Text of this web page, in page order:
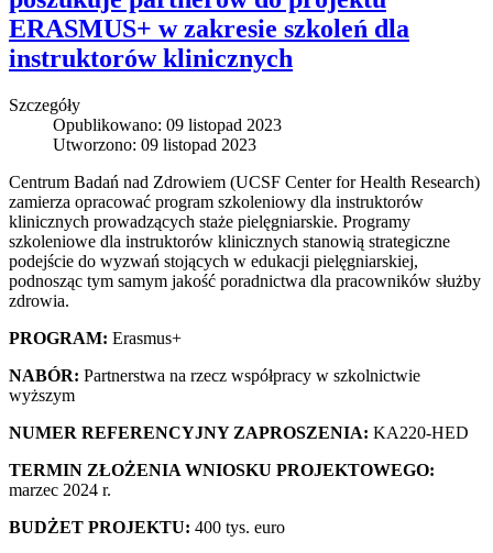
ERASMUS+ w zakresie szkoleń dla
instruktorów klinicznych
Szczegóły
Opublikowano: 09 listopad 2023
Utworzono: 09 listopad 2023
Centrum Badań nad Zdrowiem (UCSF Center for Health Research)
zamierza opracować program szkoleniowy dla instruktorów
klinicznych prowadzących staże pielęgniarskie. Programy
szkoleniowe dla instruktorów klinicznych stanowią strategiczne
podejście do wyzwań stojących w edukacji pielęgniarskiej,
podnosząc tym samym jakość poradnictwa dla pracowników służby
zdrowia.
PROGRAM: Erasmus+
NABÓR: Partnerstwa na rzecz współpracy w szkolnictwie
wyższym
NUMER REFERENCYJNY ZAPROSZENIA: KA220-HED
TERMIN ZŁOŻENIA WNIOSKU PROJEKTOWEGO:
marzec 2024 r.
BUDŻET PROJEKTU: 400 tys. euro